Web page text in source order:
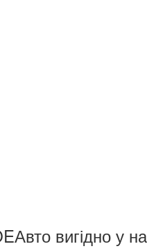
RENAULT ZOEАвто